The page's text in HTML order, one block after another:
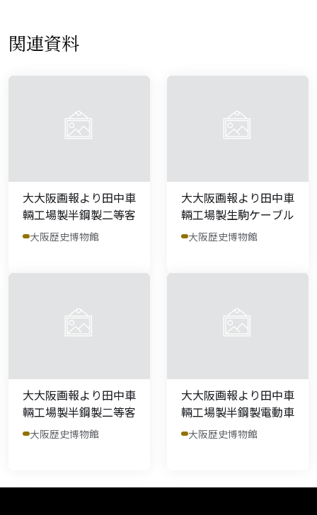
関連資料
大大阪画報より田中車
輛工場製半鋼製二等客
大阪歴史博物館
大大阪画報より田中車
輛工場製生駒ケーブル
大阪歴史博物館
大大阪画報より田中車
輛工場製半鋼製二等客
大阪歴史博物館
大大阪画報より田中車
輛工場製半鋼製電動車
大阪歴史博物館